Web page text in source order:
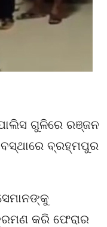
ଗୁଳିରେ ରଞ୍ଜନ
ବ୍ରହ୍ମପୁର
କରି ଫେରାର